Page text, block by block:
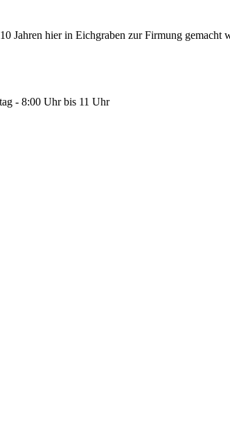
Jahren hier in Eichgraben zur Firmung gemacht
- 8:00 Uhr bis 11 Uhr